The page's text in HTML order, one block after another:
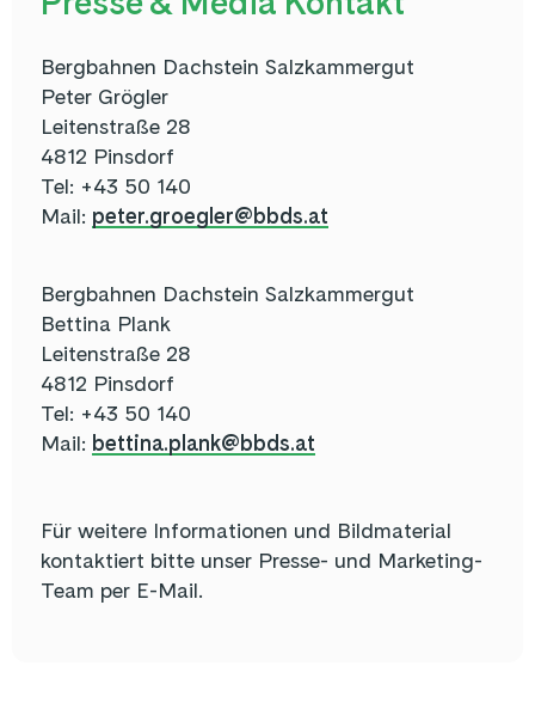
Bergbahnen Dachstein Salzkammergut
Peter Grögler
Leitenstraße 28
4812 Pinsdorf
Tel: +43 50 140
Mail: peter.groegler@bbds.at
Bergbahnen Dachstein Salzkammergut
Bettina Plank
Leitenstraße 28
4812 Pinsdorf
Tel: +43 50 140
Mail: bettina.plank@bbds.at
Für weitere Informationen und Bildmaterial
kontaktiert bitte unser Presse- und Marketing-
Team per E-Mail.